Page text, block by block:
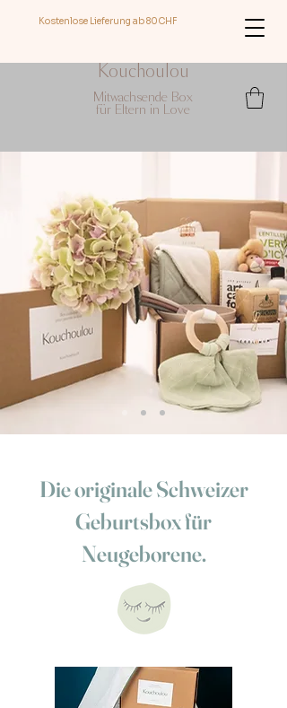
Kostenlose Lieferung ab 80CHF
Kouchoulou
Mitwachsende Box
für Eltern in Love
Die originale Schweizer
Geburtsbox für
Neugeborene.